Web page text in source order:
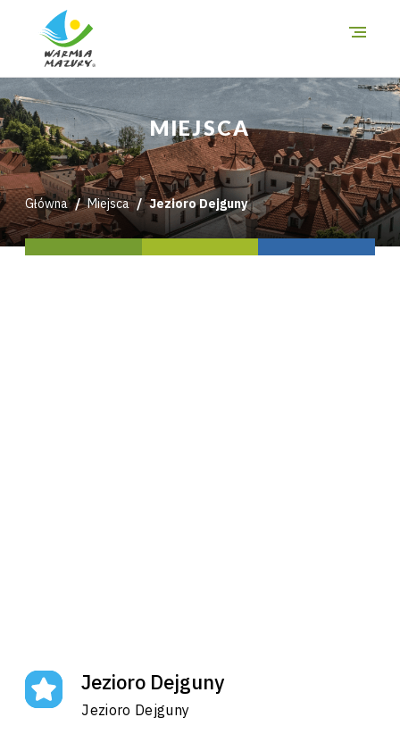
O szlakach
Miejsca
Trasy
i wycieczki
Mapa
MIEJSCA
Główna Miejsca Jezioro Dejguny
Jezioro Dejguny
Jezioro Dejguny